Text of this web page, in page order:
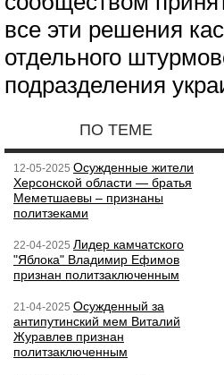
все эти решения
отдельного
подразделения
ПО ТЕМЕ
12-05-2025 Осужденные жители
Херсонской области — братья
Меметшаевы – признаны
политзеками
22-04-2025 Лидер камчатского
"Яблока" Владимир Ефимов
признан политзаключенным
21-04-2025 Осужденный за
антипутинский мем Виталий
Журавлев признан
политзаключенным